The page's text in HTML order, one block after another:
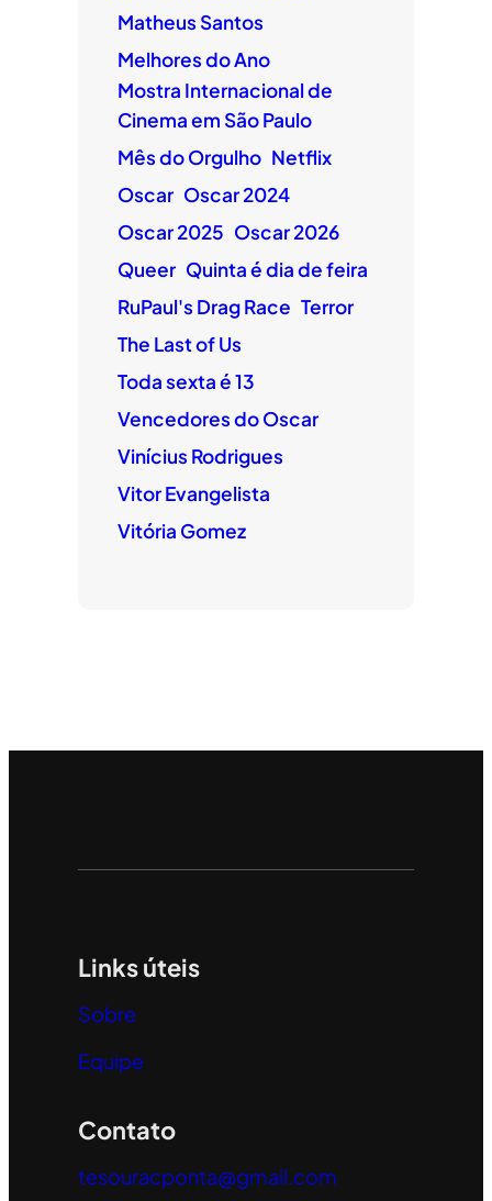
Matheus Santos
Melhores do Ano
Mostra Internacional de
Cinema em São Paulo
Mês do Orgulho Netflix
Oscar Oscar 2024
Oscar 2025 Oscar 2026
Queer Quinta é dia de feira
RuPaul's Drag Race Terror
The Last of Us
Toda sexta é 13
Vencedores do Oscar
Vinícius Rodrigues
Vitor Evangelista
Vitória Gomez
Links úteis
Sobre
Equipe
Contato
tesouracponta@gmail.com